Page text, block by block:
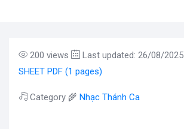
200 views Last updated: 26/08/2025
SHEET PDF (1 pages)
Category 🌾 Nhạc Thánh Ca